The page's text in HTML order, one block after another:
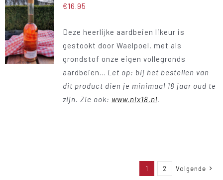
€16.95
Deze heerlijke aardbeien likeur is
gestookt door Waelpoel, met als
grondstof onze eigen vollegronds
aardbeien... Let op: bij het bestellen van
dit product dien je minimaal 18 jaar oud te
zijn. Zie ook: www.nix18.nl.
1 2 Volgende